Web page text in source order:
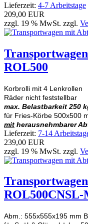
Lieferzeit: 4-7 Arbeitstage
209,00 EUR
zzgl. 19 % MwSt. zzgl.
ROL500
Korbrolli mit 4 Lenkrollen
Räder nicht feststellbar
max. Belastbarkeit 250
für Fries-Körbe 500x500
mit herausnehmbarer
Lieferzeit: 7-14
239,00 EUR
zzgl. 19 % MwSt. zzgl.
ROL500CNSL-
Abm.: 555x555x195 mm